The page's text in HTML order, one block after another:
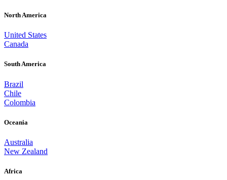
North America
United States
Canada
South America
Brazil
Chile
Colombia
Oceania
Australia
New Zealand
Africa